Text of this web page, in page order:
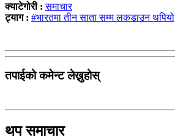
क्याटेगोरी :समाचार
ट्याग : #भारतमा तीन साता सम्म लकडाउन थपियो
तपाईको कमेन्ट लेख्नुहोस्
थप समाचार